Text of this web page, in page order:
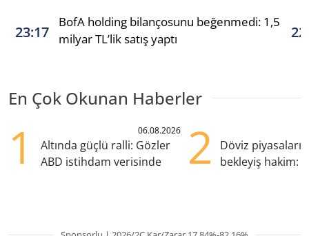
23:17
BofA holding bilançosunu beğenmedi: 1,5
milyar TL’lik satış yaptı
En Çok Okunan Haberler
1 06.08.2026
Altında güçlü ralli: Gözler
ABD istihdam verisinde
2
Döviz
bekleyiş hakim: